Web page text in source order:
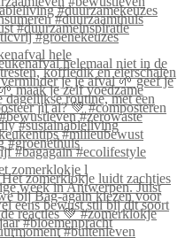
hele
zomerklokje l